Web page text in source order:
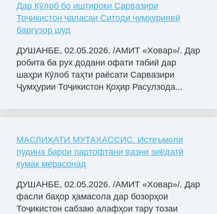
Дар Кӯлоб бо иштироки Сарвазири
Тоҷикистон ҷаласаи Ситоди ҷумҳуриявӣ
баргузор шуд
ДУШАНБЕ, 02.05.2026. /АМИТ «Ховар»/. Дар
робита ба рух додани офати табиӣ дар
шаҳри Кӯлоб таҳти раёсати Сарвазири
Ҷумҳурии Тоҷикистон Қоҳир Расулзода...
МАСЛИҲАТИ МУТАХАССИС. Истеъмоли
пудина барои партофтани вазни зиёдатӣ
кумак мерасонад
ДУШАНБЕ, 02.05.2026. /АМИТ «Ховар»/. Дар
фасли баҳор ҳамасола дар бозорҳои
Тоҷикистон сабзаю алафҳои тару тозаи